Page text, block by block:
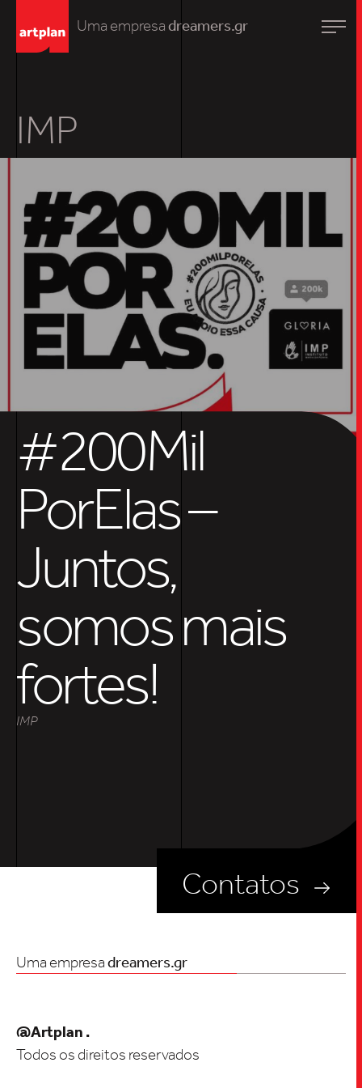
Uma empresadreamers.gr
IMP
#200Mil
PorElas –
Juntos,
somos mais
fortes!
IMP
Contatos
Uma empresadreamers.gr
@Artplan .
Todos os direitos reservados